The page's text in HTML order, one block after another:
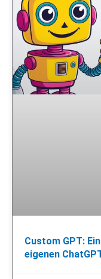
Custom GPT:
eigenen